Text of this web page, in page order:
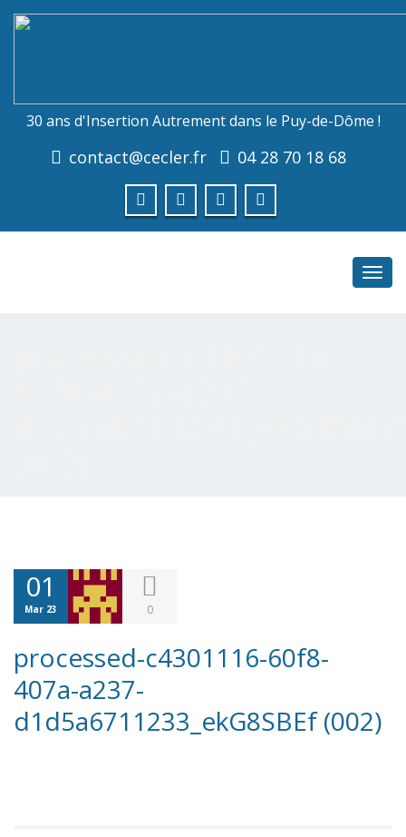
30 ans d'Insertion Autrement dans le Puy-de-Dôme !
contact@cecler.fr 04 28 70 18 68
01
Mar 23 0
processed-c4301116-60f8-
407a-a237-
d1d5a6711233_ekG8SBEf (002)